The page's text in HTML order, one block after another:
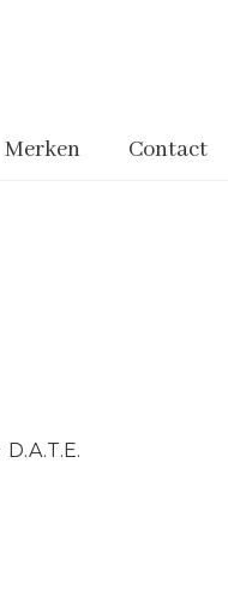
Merken Contact
D.A.T.E.